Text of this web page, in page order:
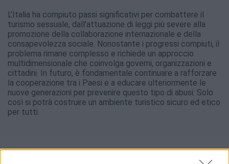
L’Italia ha compiuto passi significativi per combattere il
turismo sessuale, dall’attuazione di leggi più severe alla
promozione della collaborazione internazionale e della
consapevolezza sociale. Nonostante i progressi compiuti, il
problema rimane complesso e richiede un approccio
multidimensionale che coinvolga governi, organizzazioni e
cittadini. In futuro, è fondamentale continuare a rafforzare
la cooperazione tra i Paesi e a educare ulteriormente le
nuove generazioni per prevenire questo tipo di abusi. Solo
così si potrà costruire un ambiente turistico sicuro ed etico
per tutti.
redazione